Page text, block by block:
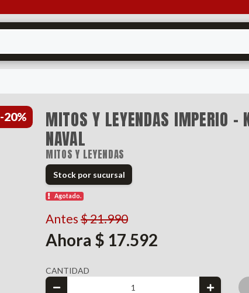
-20% MITOS Y LEYENDAS IMPERIO -
NAVAL
MITOS Y LEYENDAS
Stock por sucursal
Agotado.
Antes $ 21.990
Ahora $ 17.592
CANTIDAD